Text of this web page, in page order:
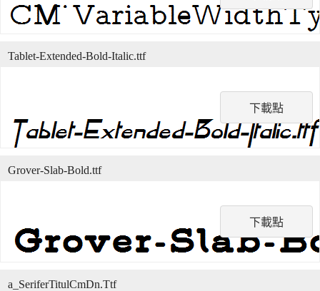
下載點
Tablet-Extended-Bold-Italic.ttf
下載點
Grover-Slab-Bold.ttf
a_SeriferTitulCmDn.Ttf